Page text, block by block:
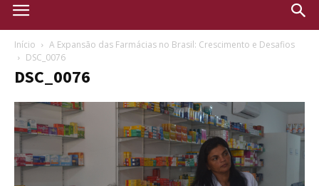
Início
A Expansão das Farmácias no Brasil: Crescimento e Desafios
DSC_0076
DSC_0076